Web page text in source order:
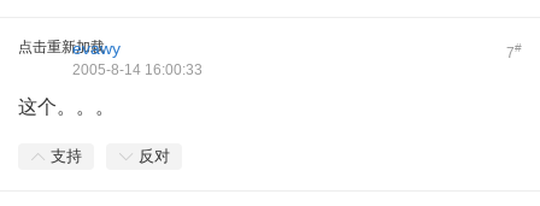
点击重新加载 7#
evawy
2005-8-14 16:00:33
这个。。。
支持 反对